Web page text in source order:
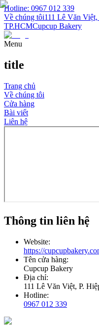
Hotline: 0967 012 339
Về chúng tôi111 Lê Văn
TP.HCMCupcup Bakery
Menu
title
Trang chủ
Về chúng tôi
Cửa hàng
Bài viết
Liên hệ
Thông tin liên hệ
Website:
https://
Tên cửa hàng:
Cupcup Bakery
Địa chỉ:
111 Lê Văn Việt, P.
Hotline:
0967 012 339